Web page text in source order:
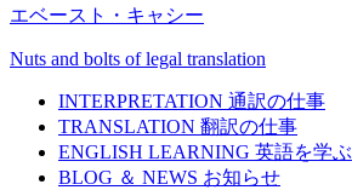
エベースト・キャシー
Nuts and bolts of legal translation
INTERPRETATION 通訳の仕事
TRANSLATION 翻訳の仕事
ENGLISH LEARNING 英語を学ぶ
BLOG ＆ NEWS お知らせ